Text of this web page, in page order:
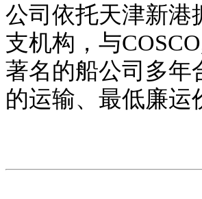
公司依托天津新港
支机构，与
著名的船公司多年
的运输、最低廉运